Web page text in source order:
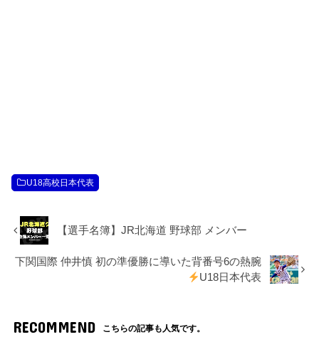
U18高校日本代表
【選手名簿】JR北海道 野球部 メンバー
下関国際 仲井慎 初の準優勝に導いた背番号6の熱腕
U18日本代表
RECOMMEND こちらの記事も人気です。